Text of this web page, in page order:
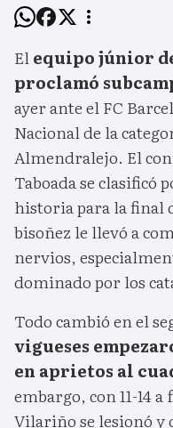
Elequipo júnior
proclamó
ayer ante el FC
Nacional de la
Almendralejo. El
Taboada se clasificó
historia para la final
bisoñez le llevó a
nervios,
dominado por los
Todo cambió en el
vigueses
en aprietos al
embargo, con 11-14
Vilariño se lesionó y